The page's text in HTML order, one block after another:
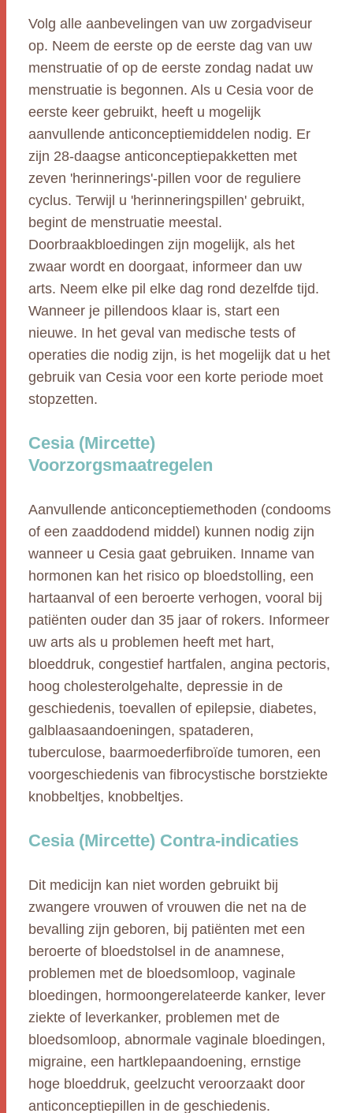
Volg alle aanbevelingen van uw zorgadviseur
op. Neem de eerste op de eerste dag van uw
menstruatie of op de eerste zondag nadat uw
menstruatie is begonnen. Als u Cesia voor de
eerste keer gebruikt, heeft u mogelijk
aanvullende anticonceptiemiddelen nodig. Er
zijn 28-daagse anticonceptiepakketten met
zeven 'herinnerings'-pillen voor de reguliere
cyclus. Terwijl u 'herinneringspillen' gebruikt,
begint de menstruatie meestal.
Doorbraakbloedingen zijn mogelijk, als het
zwaar wordt en doorgaat, informeer dan uw
arts. Neem elke pil elke dag rond dezelfde tijd.
Wanneer je pillendoos klaar is, start een
nieuwe. In het geval van medische tests of
operaties die nodig zijn, is het mogelijk dat u het
gebruik van Cesia voor een korte periode moet
stopzetten.
Cesia (Mircette)
Voorzorgsmaatregelen
Aanvullende anticonceptiemethoden (condooms
of een zaaddodend middel) kunnen nodig zijn
wanneer u Cesia gaat gebruiken. Inname van
hormonen kan het risico op bloedstolling, een
hartaanval of een beroerte verhogen, vooral bij
patiënten ouder dan 35 jaar of rokers. Informeer
uw arts als u problemen heeft met hart,
bloeddruk, congestief hartfalen, angina pectoris,
hoog cholesterolgehalte, depressie in de
geschiedenis, toevallen of epilepsie, diabetes,
galblaasaandoeningen, spataderen,
tuberculose, baarmoederfibroïde tumoren, een
voorgeschiedenis van fibrocystische borstziekte
knobbeltjes, knobbeltjes.
Cesia (Mircette) Contra-indicaties
Dit medicijn kan niet worden gebruikt bij
zwangere vrouwen of vrouwen die net na de
bevalling zijn geboren, bij patiënten met een
beroerte of bloedstolsel in de anamnese,
problemen met de bloedsomloop, vaginale
bloedingen, hormoongerelateerde kanker, lever
ziekte of leverkanker, problemen met de
bloedsomloop, abnormale vaginale bloedingen,
migraine, een hartklepaandoening, ernstige
hoge bloeddruk, geelzucht veroorzaakt door
anticonceptiepillen in de geschiedenis.